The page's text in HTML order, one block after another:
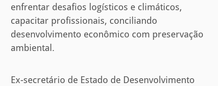
enfrentar desafios logísticos e climáticos,
capacitar profissionais, conciliando
desenvolvimento econômico com preservação
ambiental.
Ex-secretário de Estado de Desenvolvimento